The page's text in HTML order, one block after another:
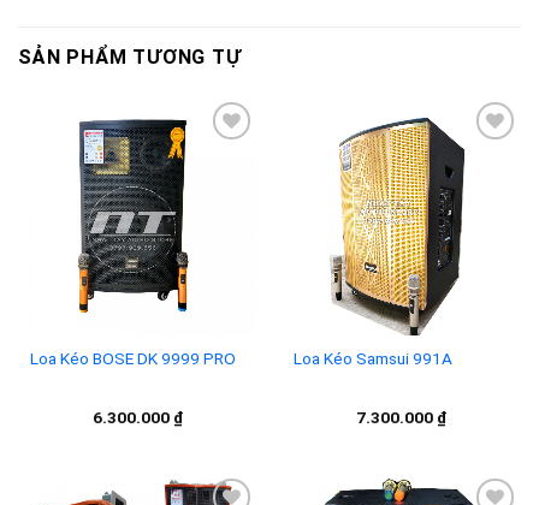
SẢN PHẨM TƯƠNG TỰ
Loa Kéo BOSE DK 9999 PRO
6.300.000 ₫
Add to
wishlist
Loa Kéo Samsui 991A
7.300.000 ₫